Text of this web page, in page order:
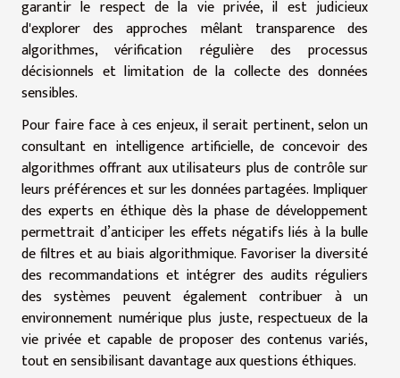
garantir le respect de la vie privée, il est judicieux
d'explorer des approches mêlant transparence des
algorithmes, vérification régulière des processus
décisionnels et limitation de la collecte des données
sensibles.
Pour faire face à ces enjeux, il serait pertinent, selon un
consultant en intelligence artificielle, de concevoir des
algorithmes offrant aux utilisateurs plus de contrôle sur
leurs préférences et sur les données partagées. Impliquer
des experts en éthique dès la phase de développement
permettrait d’anticiper les effets négatifs liés à la bulle
de filtres et au biais algorithmique. Favoriser la diversité
des recommandations et intégrer des audits réguliers
des systèmes peuvent également contribuer à un
environnement numérique plus juste, respectueux de la
vie privée et capable de proposer des contenus variés,
tout en sensibilisant davantage aux questions éthiques.